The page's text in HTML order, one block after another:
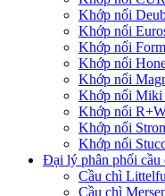
Khớp nối
Khớp nối
Khớp nối
Khớp nối
Khớp nối
Khớp nối Miki
Khớp nối
Khớp nối
Khớp nối
Đại lý phân phối cầu
Cầu chì
Cầu chì